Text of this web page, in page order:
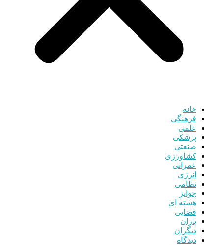
خانه
فرهنگی
علمی
پزشکی
صنعتی
کشاورزی
عمرانی
انرژی
نظامی
جوایز
هسته ای
قضایی
یاران
دیگران
دیدگاه